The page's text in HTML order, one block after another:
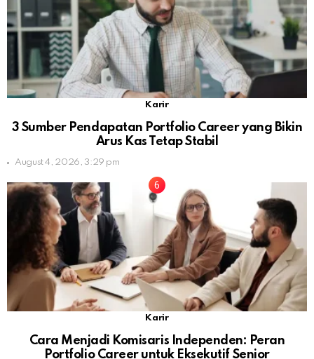
Karir
3 Sumber Pendapatan Portfolio Career yang Bikin
Arus Kas Tetap Stabil
August 4, 2026, 3:29 pm
Karir
Cara Menjadi Komisaris Independen: Peran
Portfolio Career untuk Eksekutif Senior